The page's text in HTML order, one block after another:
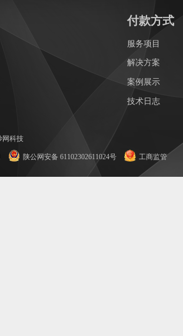
付款方式
服务项目
解决方案
案例展示
技术日志
网科技
陕公网安备 61102302611024号 工商监管